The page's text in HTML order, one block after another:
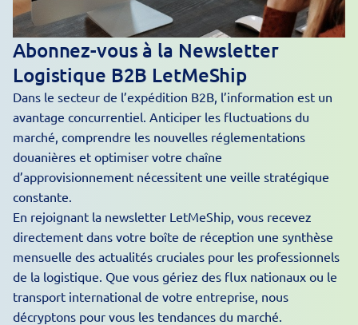
Abonnez-vous à la Newsletter
Logistique B2B LetMeShip
Dans le secteur de l’expédition B2B, l’information est un
avantage concurrentiel. Anticiper les fluctuations du
marché, comprendre les nouvelles réglementations
douanières et optimiser votre chaîne
d’approvisionnement nécessitent une veille stratégique
constante.
En rejoignant la newsletter LetMeShip, vous recevez
directement dans votre boîte de réception une synthèse
mensuelle des actualités cruciales pour les professionnels
de la logistique. Que vous gériez des flux nationaux ou le
transport international de votre entreprise, nous
décryptons pour vous les tendances du marché.